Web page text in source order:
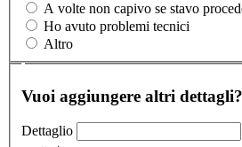
A volte non capivo se stavo
Ho avuto problemi tecnici
Altro
Vuoi aggiungere altri dettagli?
Dettaglio